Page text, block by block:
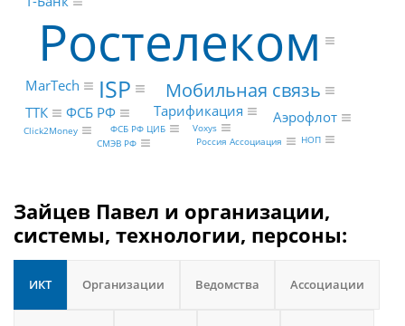
Ростелеком
ISP Мобильная связь
ФСБ РФ
MarTech
Тарификация
Аэрофлот
ТТК
Click2Money
ФСБ РФ ЦИБ
Россия Ассоциация
НОП
Voxys
СМЭВ РФ
Зайцев Павел и организации,
системы, технологии, персоны:
ИКТ Организации Ведомства Ассоциации